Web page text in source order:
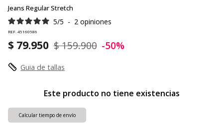
Jeans Regular Stretch
5/5 - 2 opiniones
REF. 45160586
$ 79.950 $ 159.900 -50%
Guia de tallas
Este producto no tiene existencias
Calcular tiempo de envío